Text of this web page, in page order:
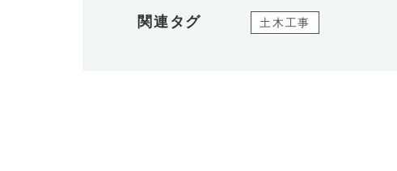
関連タグ 土木工事